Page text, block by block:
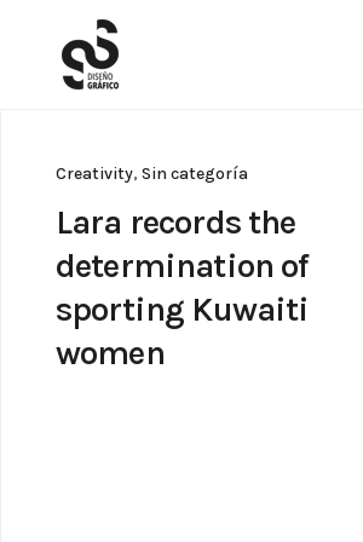
Creativity, Sin categoría
Lara records the
determination of
sporting Kuwaiti
women